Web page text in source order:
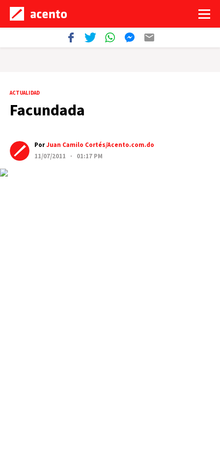
ACTUALIDAD
Facundada
PorJuan Camilo Cortés/Acento.com.do
11/07/2011 · 01:17 PM